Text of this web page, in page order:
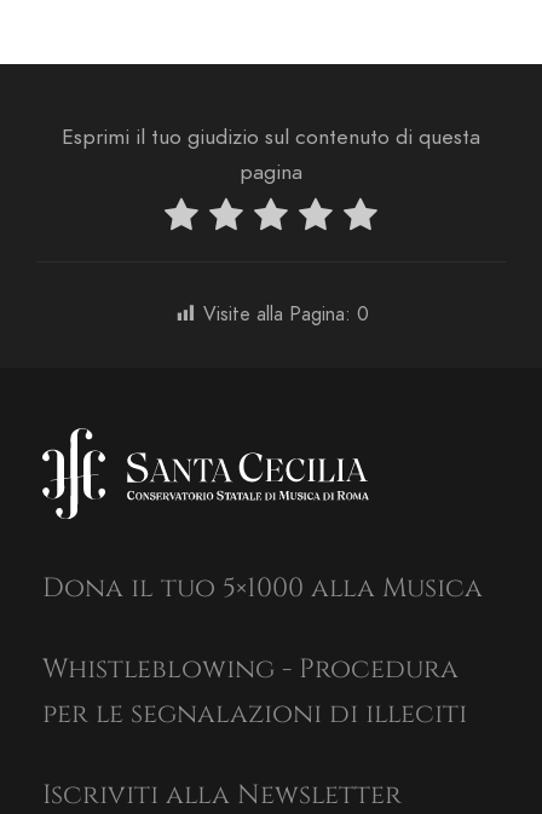
Esprimi il tuo giudizio sul contenuto di questa
pagina
Visite alla Pagina: 0
Dona il tuo 5×1000 alla Musica
Whistleblowing - Procedura
per le segnalazioni di illeciti
Iscriviti alla Newsletter